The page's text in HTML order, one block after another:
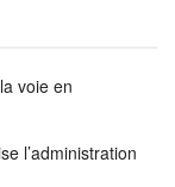
voie en
l’administration